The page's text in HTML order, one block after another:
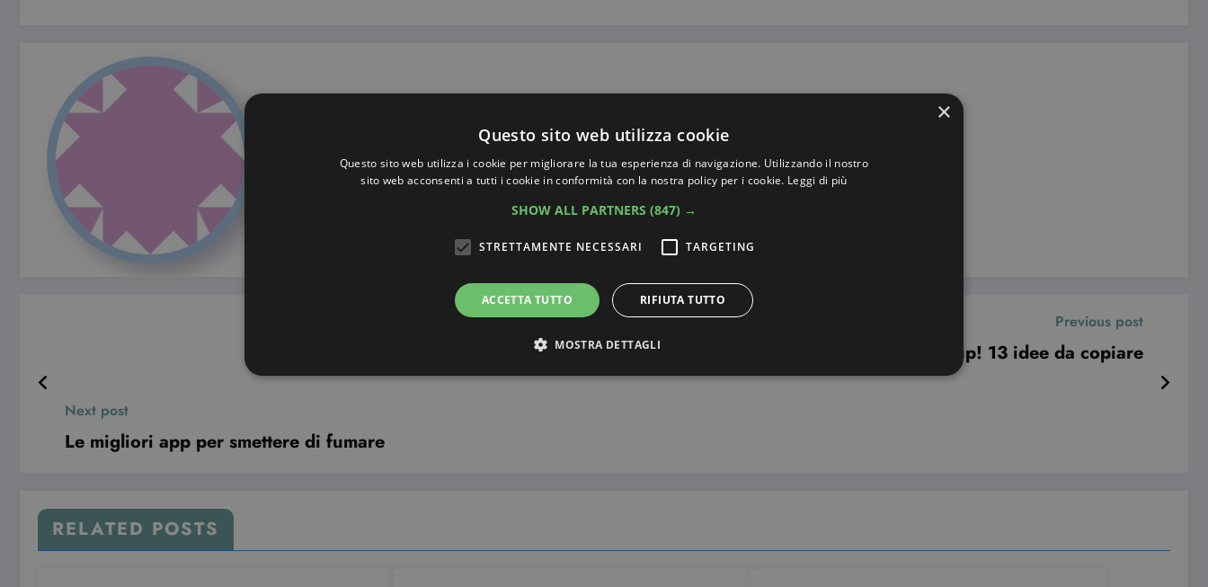
Add your Biographical Information.Edit your Profilenow.
Previous post
Maschere di Carnevale con il make up! 13 idee da copiare
Next post
Le migliori app per smettere di fumare
RELATED POSTS
×
Questo sito web utilizza cookie
Questo sito web utilizza i cookie per migliorare la tua esperienza di navigazione. Utilizzando il nostro
sito web acconsenti a tutti i cookie in conformità con la nostra policy per i cookie. Leggi di più
SHOW ALL PARTNERS (847) →
STRETTAMENTE NECESSARI TARGETING
ACCETTA TUTTO RIFIUTA TUTTO
MOSTRA DETTAGLI
I cookie strettamente necessari consentono le funzionalità principali del sito web come l'accesso dell'utente e la gestione dell'account. Il sito